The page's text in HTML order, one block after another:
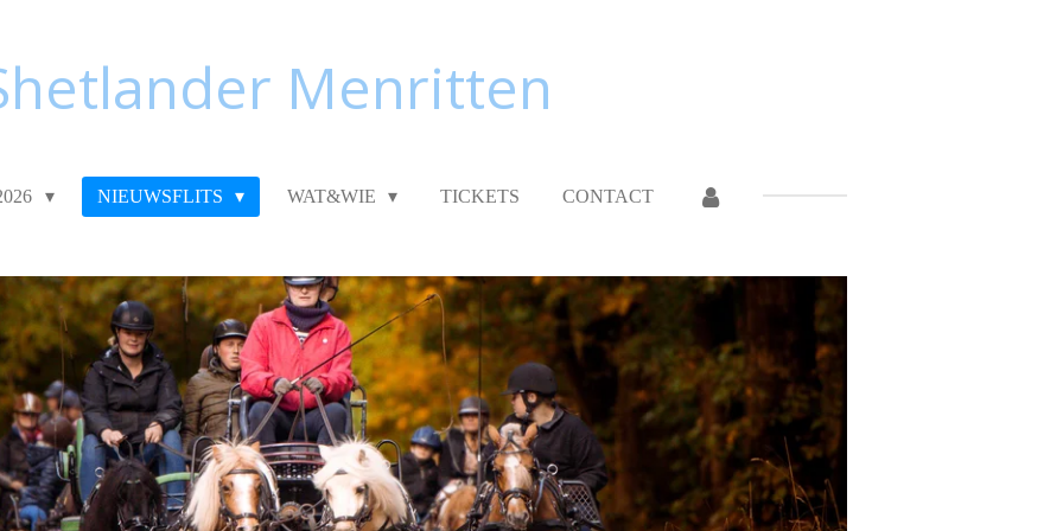
Menritten
NIEUWSFLITS WAT&WIE TICKETS CONTACT